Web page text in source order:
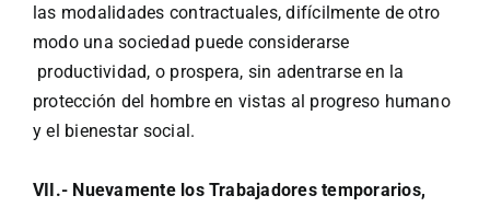
las modalidades contractuales, difícilmente de otro
modo una sociedad puede considerarse
productividad, o prospera, sin adentrarse en la
protección del hombre en vistas al progreso humano
y el bienestar social.
VII.- Nuevamente los Trabajadores temporarios,